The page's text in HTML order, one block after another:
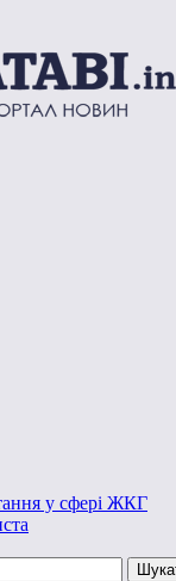
у сфері ЖКГ